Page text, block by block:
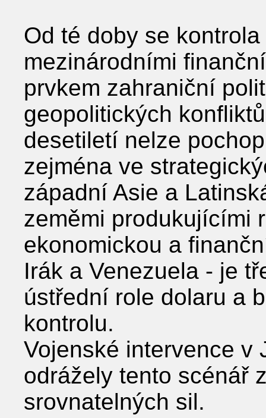
Od té doby se
mezinárodními
prvkem zahraniční
geopolitických
desetiletí nelze
zejména ve
západní Asie a
zeměmi produkujícími
ekonomickou a
Irák a Venezuela - je
ústřední role dolaru a
kontrolu.
Vojenské intervence v
odrážely tento scénář
srovnatelných sil.